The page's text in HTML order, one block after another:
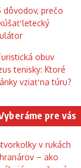
pre vás